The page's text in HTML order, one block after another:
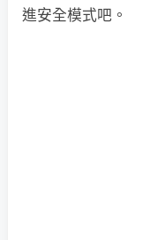
進安全模式吧。